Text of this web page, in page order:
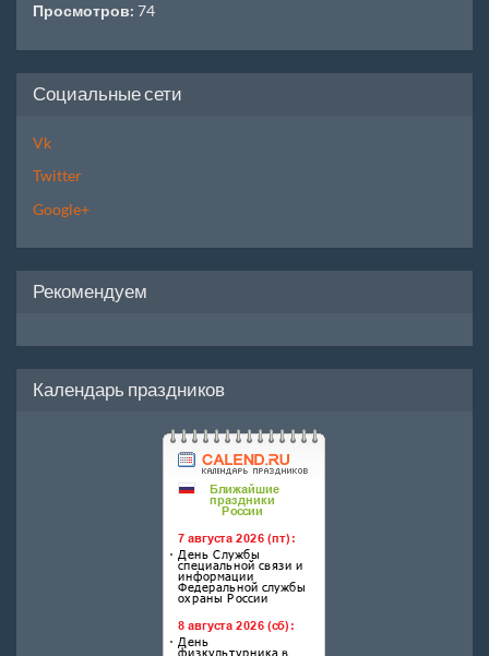
Просмотров: 74
Социальные сети
Vk
Twitter
Google+
Рекомендуем
Календарь праздников